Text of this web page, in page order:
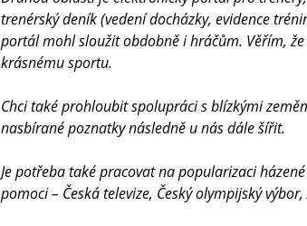
trenérský deník (vedení docházky, evidence
portál mohl sloužit obdobně i hráčům. Věřím,
krásnému sportu.
Chci také prohloubit spolupráci s blízkými
nasbírané poznatky následně u nás dále šířit.
Je potřeba také pracovat na popularizaci
pomoci – Česká televize, Český olympijský